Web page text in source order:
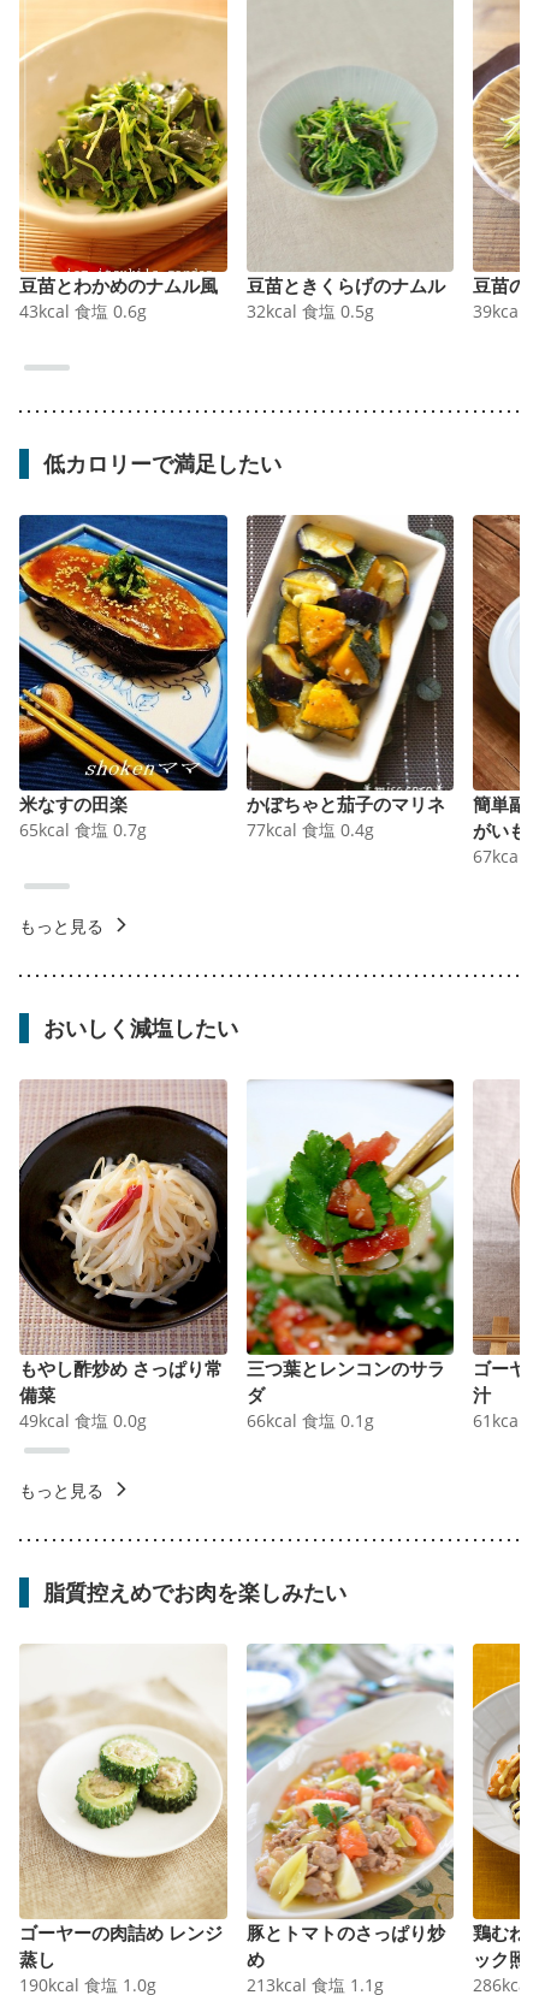
豆苗とわかめのナムル風
43kcal 食塩 0.6g
豆苗ときくらげのナムル
32kcal 食塩 0.5g
豆苗の
39kcal
低カロリーで満足したい
米なすの田楽
65kcal 食塩 0.7g
かぼちゃと茄子のマリネ
77kcal 食塩 0.4g
簡単副
がいも
67kcal
もっと見る
おいしく減塩したい
もやし酢炒め さっぱり常
備菜
49kcal 食塩 0.0g
三つ葉とレンコンのサラ
ダ
66kcal 食塩 0.1 g
ゴーヤ
汁
61 kcal
もっと見る
脂質控えめでお肉を楽しみたい
ゴーヤーの肉詰め レンジ
蒸し
190kcal 食塩 1.0g
豚とトマトのさっぱり炒
め
213kcal 食塩 1.1 g
鶏むね
ック照
286kcal